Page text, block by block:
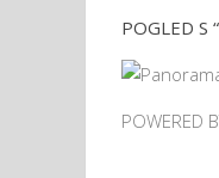
POGLED S
POWERED